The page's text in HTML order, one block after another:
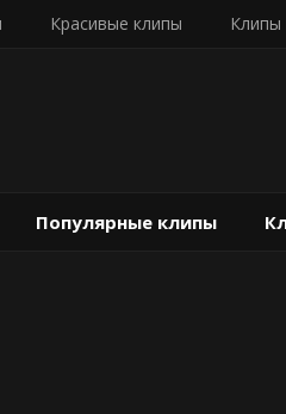
Красивые клипы
Популярные клипы